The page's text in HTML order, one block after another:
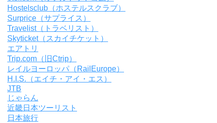
Hostelsclub（ホステルスクラブ）
Surprice（サプライス）
Travelist（トラベリスト）
Skyticket（スカイチケット）
エアトリ
Trip.com（旧Ctrip）
レイルヨーロッパ（RailEurope）
H.I.S.（エイチ・アイ・エス）
JTB
じゃらん
近畿日本ツーリスト
日本旅行